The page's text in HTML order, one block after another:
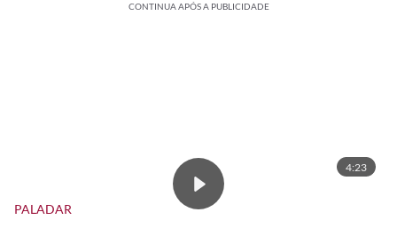
CONTINUA APÓS A PUBLICIDADE
4:23
PALADAR